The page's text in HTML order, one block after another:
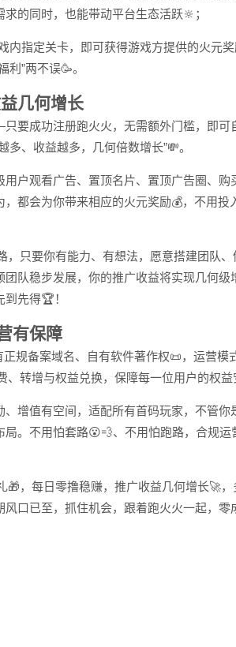
的同时，也能带动平台生态活跃🔆；
指定关卡，即可获得游戏方提供的火元奖
”两不误🥳。
几何增长
要成功注册跑火火，无需额外门槛，即可
、收益越多，几何倍数增长”💸。
户观看广告、置顶名片、置顶广告圈、购
都会为你带来相应的火元奖励💰，不用投
只要你有能力、有想法，愿意搭建团队、
队稳步发展，你的推广收益将实现几何级
先得🏆！
有保障
规备案域名、自有软件著作权📜，运营模
转增与权益兑换，保障每一位用户的权益
增值有空间，适配所有首码玩家，不管你
。不用怕套路😮💨、不用怕跑路，合规运
，每日零撸稳赚，推广收益几何增长🚀，
口已至，抓住机会，跟着跑火火一起，零